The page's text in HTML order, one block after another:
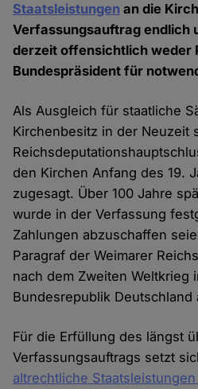
Staatsleistungen an die
Verfassungsauftrag endlich
derzeit offensichtlich weder
Bundespräsident für
Als Ausgleich für staatliche
Kirchenbesitz in der Neuzeit
den Kirchen Anfang des 19.
zugesagt. Über 100 Jahre
wurde in der Verfassung
Zahlungen abzuschaffen
Paragraf der Weimarer
nach dem Zweiten Weltkrieg
Bundesrepublik Deutschland
Für die Erfüllung des längst
Verfassungsauftrags setzt
altrechtliche